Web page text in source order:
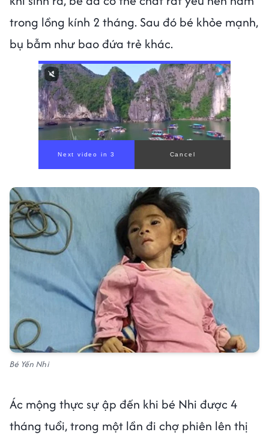
trong lồng kính 2 tháng. Sau đó bé khỏe mạnh,
bụ bẫm như bao đứa trẻ khác.
Bé Yến Nhi
Ác mộng thực sự ập đến khi bé Nhi được 4
tháng tuổi, trong một lần đi chợ phiên lên thị